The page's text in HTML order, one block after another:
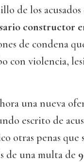
de los
constructor
de condena
con violencia,
una nueva
escrito de
otras penas que
de una multa de